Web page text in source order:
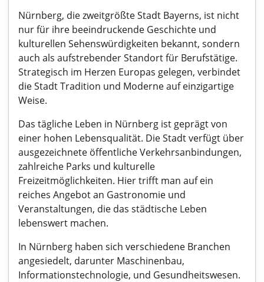
Nürnberg, die zweitgrößte Stadt Bayerns, ist nicht
nur für ihre beeindruckende Geschichte und
kulturellen Sehenswürdigkeiten bekannt, sondern
auch als aufstrebender Standort für Berufstätige.
Strategisch im Herzen Europas gelegen, verbindet
die Stadt Tradition und Moderne auf einzigartige
Weise.
Das tägliche Leben in Nürnberg ist geprägt von
einer hohen Lebensqualität. Die Stadt verfügt über
ausgezeichnete öffentliche Verkehrsanbindungen,
zahlreiche Parks und kulturelle
Freizeitmöglichkeiten. Hier trifft man auf ein
reiches Angebot an Gastronomie und
Veranstaltungen, die das städtische Leben
lebenswert machen.
In Nürnberg haben sich verschiedene Branchen
angesiedelt, darunter Maschinenbau,
Informationstechnologie, und Gesundheitswesen.